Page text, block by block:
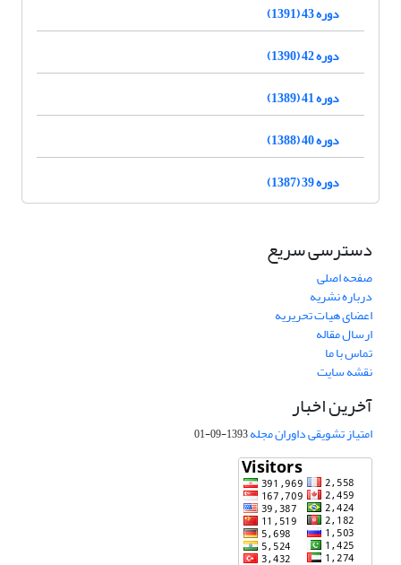
دوره 43 (1391)
دوره 42 (1390)
دوره 41 (1389)
دوره 40 (1388)
دوره 39 (1387)
دسترسی سریع
صفحه اصلی
درباره نشریه
اعضای هیات تحریریه
ارسال مقاله
تماس با ما
نقشه سایت
آخرین اخبار
امتیاز تشویقی داوران مجله1393-09-01